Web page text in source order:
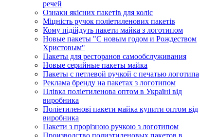
речей
Ознаки якісних пакетів для коліс
Міцність ручок поліетиленових пакетів
Кому підійдуть пакети майка з логотипом
Новые пакеты "С новым годом и Рождеством
Христовым"
Пакеты для ресторанов самообслуживания
Новые серийные пакеты майка
Пакеты с петлевой ручкой с печатью логотипа
Реклама бренду на пакетах з логотипом
Плівка поліетиленова оптом в Україні від
виробника
Поліетиленові пакети майка купити оптом від
виробника
Пакети з прорізною ручкою з логотипом
Производство полиэтиленовых пакетов в